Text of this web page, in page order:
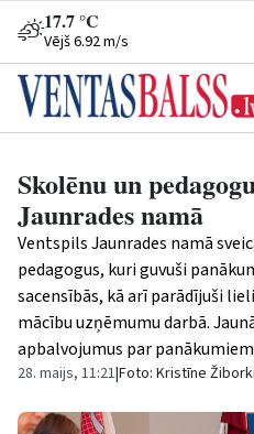
17.7 °C
Vējš 6.92 m/s
Skolēnu un
Jaunrades namā
Ventspils Jaunrades namā
pedagogus, kuri guvuši
sacensībās, kā arī parādījuši
mācību uzņēmumu darbā.
apbalvojumus par
28. maijs, 11:21|Foto: Kristīne